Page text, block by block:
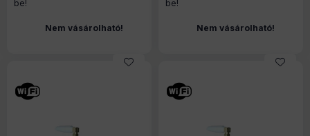
be!
Nem vásárolható!
be!
Nem vásárolható!